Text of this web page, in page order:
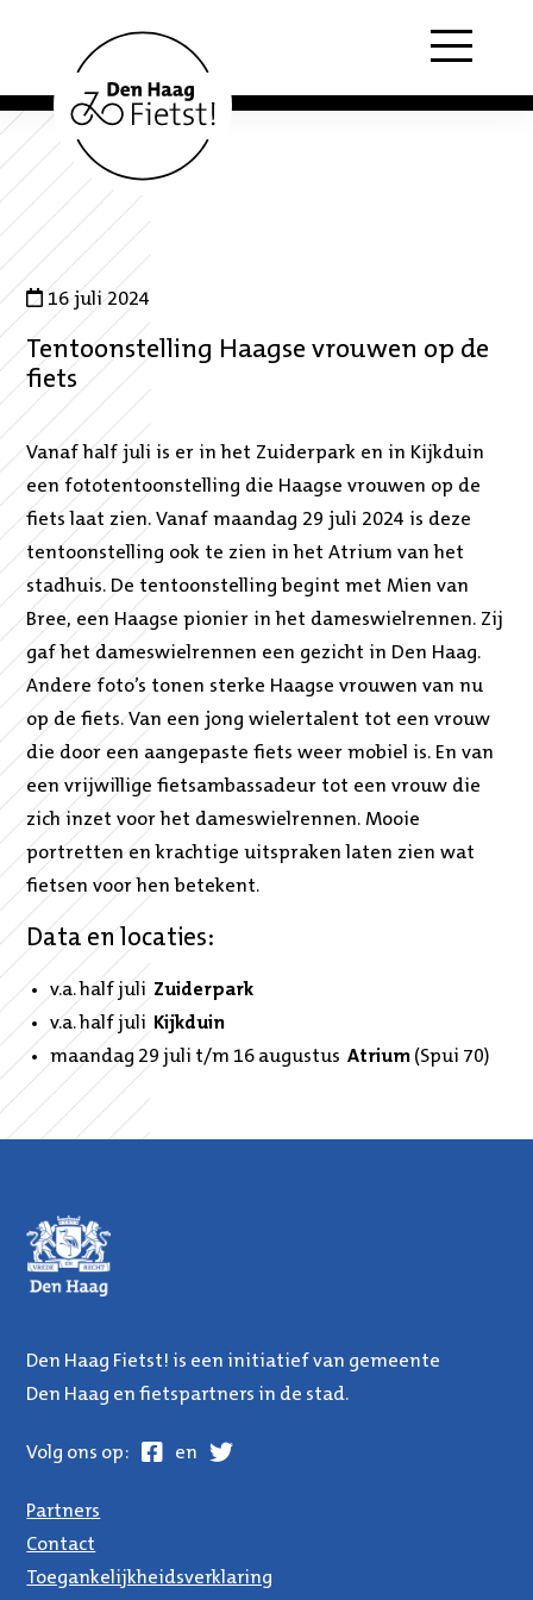
Menu
16 juli 2024
Tentoonstelling Haagse vrouwen op de
fiets
Vanaf half juli is er in het Zuiderpark en in Kijkduin
een fototentoonstelling die Haagse vrouwen op de
fiets laat zien. Vanaf maandag 29 juli 2024 is deze
tentoonstelling ook te zien in het Atrium van het
stadhuis. De tentoonstelling begint met Mien van
Bree, een Haagse pionier in het dameswielrennen. Zij
gaf het dameswielrennen een gezicht in Den Haag.
Andere foto’s tonen sterke Haagse vrouwen van nu
op de fiets. Van een jong wielertalent tot een vrouw
die door een aangepaste fiets weer mobiel is. En van
een vrijwillige fietsambassadeur tot een vrouw die
zich inzet voor het dameswielrennen. Mooie
portretten en krachtige uitspraken laten zien wat
fietsen voor hen betekent.
Data en locaties:
v.a. half juli Zuiderpark
v.a. half juli
Kijkduin
maandag 29 juli t/m 16 augustusAtrium (Spui 70)
Den Haag Fietst! is een initiatief van gemeente
Den Haag en fietspartners in de stad.
Volg ons op: Facebook
en Twitter
Partners
Contact
Toegankelijkheidsverklaring